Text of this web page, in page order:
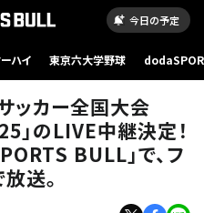
今日の予定
ハイ 東京六大学野球
ッカー全国大会
」のLIVE中継決定！
BULL」で、フ
送。